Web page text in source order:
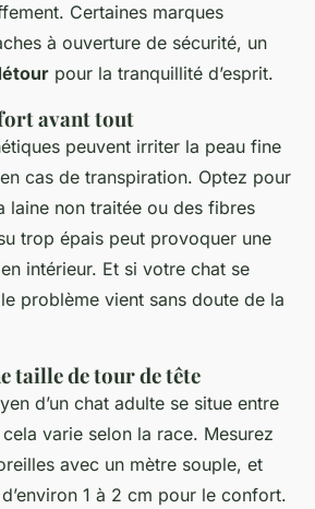
Certaines marques
à ouverture de sécurité, un
pour la tranquillité d’esprit.
avant tout
peuvent irriter la peau fine
cas de transpiration. Optez pour
laine non traitée ou des fibres
trop épais peut provoquer une
intérieur. Et si votre chat se
problème vient sans doute de la
taille de tour de tête
d’un chat adulte se situe entre
varie selon la race. Mesurez
avec un mètre souple, et
1 à 2 cm pour le confort.